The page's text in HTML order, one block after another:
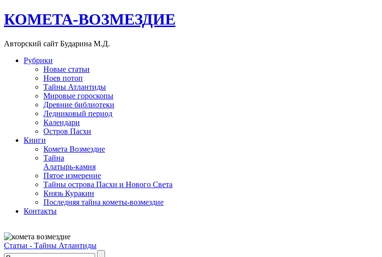
КОМЕТА-ВОЗМЕЗДИЕ
Авторский сайт Бударина М.Д.
Рубрики
Новые статьи
Ноев потоп
Тайны Атлантиды
Мировые гороскопы
Древние библиотеки
Ледниковый период
Календари
Остров Пасхи
Книги
Комета Возмездие
Тайна
Алатырь-камня
Пятое измерение
Тайны острова Пасхи и Нового Света
Князь Куракин
Последняя тайна кометы-возмездие
Контакты
Статьи - Тайны Атлантиды